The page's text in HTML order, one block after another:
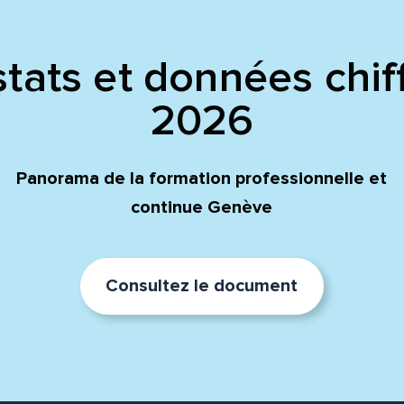
et données
2026
Panorama de la formation professionnelle et
continue Genève
Consultez le document